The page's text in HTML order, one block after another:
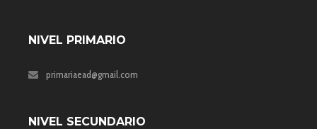
NIVEL PRIMARIO
primariaead@gmail.com
NIVEL SECUNDARIO